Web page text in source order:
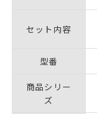
セット内容
型番
商品シリー
ズ